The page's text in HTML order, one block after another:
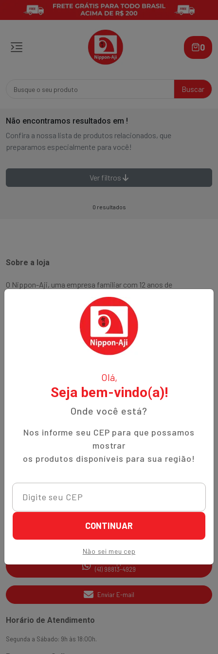
Olá,
Seja bem-vindo(a)!
Onde você está?
Nos informe seu CEP para que possamos
mostrar
os produtos disponíveis para sua região!
CONTINUAR
Não sei meu cep
Buscar
0
Não encontramos resultados em !
Confira a nossa lista de produtos relacionados, que
preparamos especialmente para você!
Ver filtros
0 resultados
Sobre a loja
O Nippon-Aji, uma empresa familiar com 12 anos de
experiência, é especializada em produtos orientais e naturais.
Fundada no bairro Bigorrilho em Curitiba, temos o
compromisso de oferecer aos nossos clientes qualidade,
preços justos e um atendimento excepcional. Descubra a
autenticidade e a tradição em cada produto!
Termos de Uso
Política de Privacidade
Trocas e Devoluções
Nippon-Aji App
Ajuda e Suporte
SAC
(41) 3538-2177
(41) 98813-4929
Enviar E-mail
Horário de Atendimento
Segunda a Sábado: 9h às 18:00h.